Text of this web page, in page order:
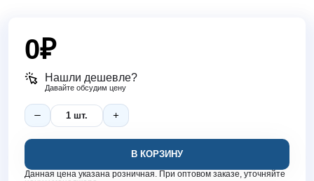
0₽
Нашли дешевле?
Давайте обсудим цену
В КОРЗИНУ
Данная цена указана розничная. При оптовом заказе, уточняйте